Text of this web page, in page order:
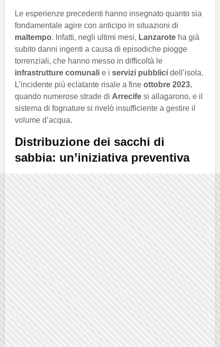
Le esperienze precedenti hanno insegnato quanto sia
fondamentale agire con anticipo in situazioni di
maltempo. Infatti, negli ultimi mesi, Lanzarote ha già
subito danni ingenti a causa di episodiche piogge
torrenziali, che hanno messo in difficoltà le
infrastrutture comunali e i servizi pubblici dell’isola.
L’incidente più eclatante risale a fine ottobre 2023,
quando numerose strade di Arrecife si allagarono, e il
sistema di fognature si rivelò insufficiente a gestire il
volume d’acqua.
Distribuzione dei sacchi di
sabbia: un’iniziativa preventiva